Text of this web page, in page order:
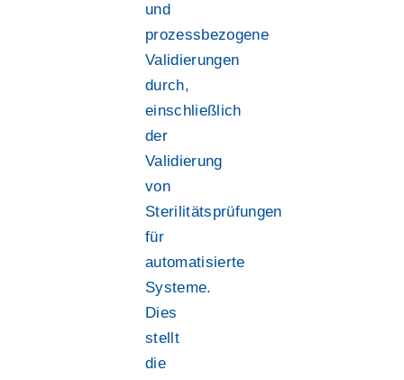
und
prozessbezogene
Validierungen
durch,
einschließlich
der
Validierung
von
Sterilitätsprüfungen
für
automatisierte
Systeme.
Dies
stellt
die